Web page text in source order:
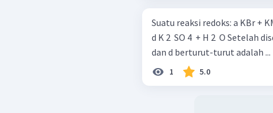
Suatu reaksi redoks: a KBr + KMnO 4 ​ + b H 2 ​ SO 4 ​ → c Br 2 ​ + MnSO 4 ​ +
d K 2 ​ SO 4 ​ + H 2 ​ O Setelah disetarakan maka harga koefisien a , b , c
dan d berturut-turut adalah ...
1 5.0